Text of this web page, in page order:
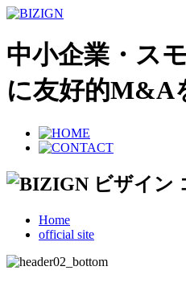
中小企業・ス
に友好的M&A
Home
official site